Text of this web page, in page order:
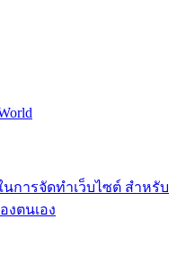
การจัดทำเว็บไซต์ สำหรับ
งตนเอง